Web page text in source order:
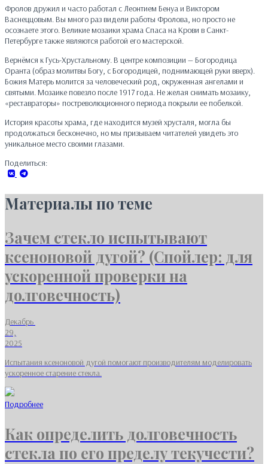
Фролов дружил и часто работал с Леонтием Бенуа и Виктором
Васнеццовым. Вы много раз видели работы Фролова, но просто не
осознаете этого. Великие мозаики храма Спаса на Крови в Санкт-
Петербурге также являются работой его мастерской.
Вернёмся к Гусь-Хрустальному. В центре композиции — Богородица
Оранта (образ молитвы Богу, с Богородицей, поднимающей руки вверх).
Божия Матерь молится за человеческий род, окруженная ангелами и
святыми. Мозаике повезло после 1917 года. Не желая снимать мозаику,
«реставраторы» постреволюционного периода покрыли ее побелкой.
История красоты храма, где находится музей хрусталя, могла бы
продолжаться бесконечно, но мы призываем читателей увидеть это
уникальное место своими глазами.
Поделиться:
Материалы по теме
Зачем стекло испытывают
ксеноновой дугой? (Спойлер: для
ускоренной проверки на
долговечность)
Декабрь
29,
2025
Испытания ксеноновой дугой помогают производителям моделировать
ускоренное старение стекла.
Подробнее
Как определить долговечность
стекла по его пределу текучести?